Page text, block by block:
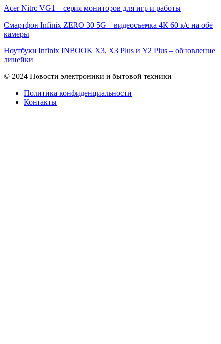
Acer Nitro VG1 – серия мониторов для игр и работы
Смартфон Infinix ZERO 30 5G – видеосъемка 4К 60 к/с на обе
камеры
Ноутбуки Infinix INBOOK X3, X3 Plus и Y2 Plus – обновление
линейки
© 2024 Новости электроники и бытовой техники
Политика конфиденциальности
Контакты